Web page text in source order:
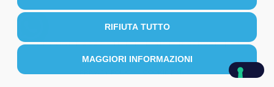
RIFIUTA TUTTO
MAGGIORI INFORMAZIONI
COPYRIGHT 2026 | TUTTI I DIRITTI RISERVATI | P.I.
IT00387080401
PRIVACY POLICY COOKIE POLICY